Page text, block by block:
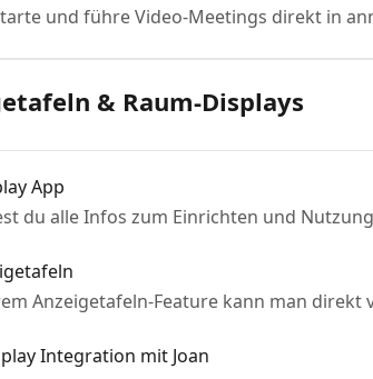
und führe Video-Meetings direkt in
& Raum-Displays
App
du alle Infos zum Einrichten und
Anzeigetafeln-Feature kann man direkt
Integration mit Joan